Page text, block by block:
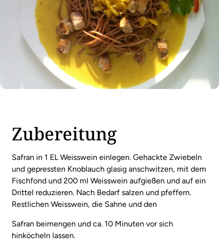
Zubereitung
Safran in 1 EL Weisswein einlegen. Gehackte Zwiebeln
und gepressten Knoblauch glasig anschwitzen, mit dem
Fischfond und 200 ml Weisswein aufgießen und auf ein
Drittel reduzieren. Nach Bedarf salzen und pfeffern.
Restlichen Weisswein, die Sahne und den
Safran beimengen und ca. 10 Minuten vor sich
hinköcheln lassen.